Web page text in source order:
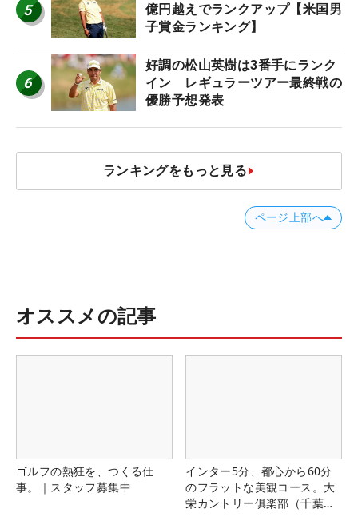
5
億円越えでランクアップ【米国男
子賞金ランキング】
6
好調の松山英樹は3番手にランク
イン レギュラーツアー最終戦の
優勝予想発表
ランキングをもっと見る
ページ上部へ
オススメの記事
ゴルフの熱狂を、つくる仕
事。｜スタッフ募集中
インター5分、都心から60分
のフラットな美観コース。大
栄カントリー俱楽部（千葉